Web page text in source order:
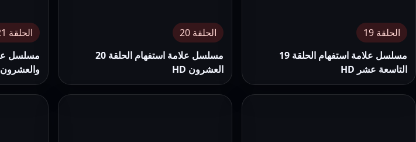
الحلقة 19
مسلسل علامة استفهام الحلقة 19
التاسعة عشر HD
الحلقة 20
مسلسل علامة استفهام الحلقة 20
العشرون HD
الحلقة 21
والعشرون HD